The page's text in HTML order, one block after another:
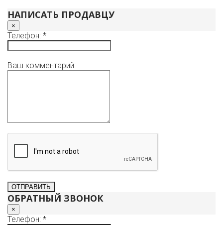
НАПИСАТЬ ПРОДАВЦУ
×
Телефон: *
Ваш комментарий:
ОБРАТНЫЙ ЗВОНОК
×
Телефон: *